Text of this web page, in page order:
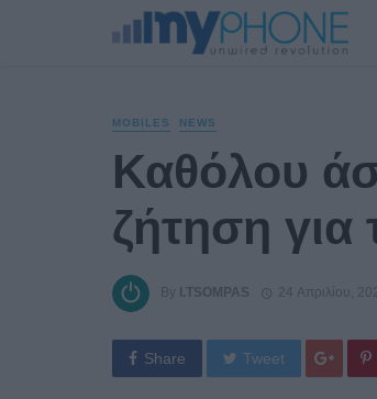
MOBILES NEWS
Καθόλου
ζήτηση για
By I.TSOMPAS 24 Απριλίου,
Share Tweet